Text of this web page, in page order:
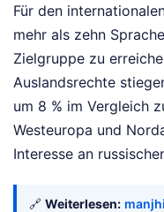
Für den
mehr als zehn
Zielgruppe zu
Auslandsrechte
um 8 % im Vergleich
Westeuropa und
Interesse an
🔗 Weiterlesen: